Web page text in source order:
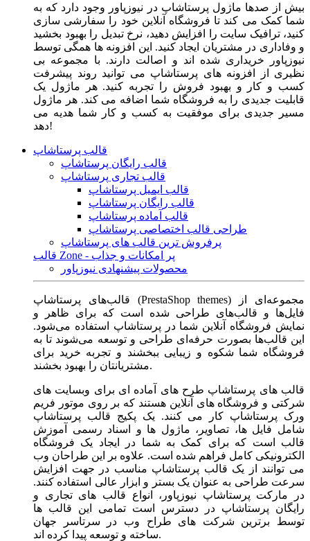
بیش از صدها ماژول پرستاشاپ در نیوزپاور وجود دارد که به
شما کمک می کند تا فروشگاه آنلاین خود را سفارشی سازی
کنید، ترافیک سایت را افزایش دهید، نرخ تبدیل را بهبود بخشید
و وفاداری در مشتریان ایجاد کنید. این افزونه ها همگی توسط
نیوزپاور خریداری شده اند و اصالت دارند. با مجموعه بی
نظیری از افزونه های پرستاشاپ می توانید روند پیشرفت
کسب و کار و بهبود فروش را تجربه کنید. هر ماژول یک
قابلیت جدیدی را به فروشگاه شما اضافه می کند. هر ماژول
مسیر جدیدی برای موفقیت به کسب و کار شما هدیه می
دهد!
قالب پرستاشاپ
قالب رایگان پرستاشاپ
قالب تجاری پرستاشاپ
قالب ایمیل پرستاشاپ
قالب رایگان پرستاشاپ
قالب آماده پرستاشاپ
طراحی قالب اختصاصی پرستاشاپ
پرفروش ترین قالب های پرستاشاپ
قالب Zone - پر امکانات و جذاب
محصولات پیشنهادی نیوزپاور
قالب‌های پرستاشاپ (PrestaShop themes) مجموعه‌ای از
فایل‌ها و قالب‌های طراحی شده است که برای ظاهر و
نمایش فروشگاه آنلاین شما در پرستاشاپ استفاده می‌شود.
این قالب‌ها بصورت حرفه‌ای طراحی و توسعه می‌شوند تا به
فروشگاه شما شکوه و زیبایی ببخشند و تجربه خرید برای
مشتریانتان را بهبود بخشند.
قالب های پرستاشاپ طرح های آماده ای برای وبسایت های
شرکتی و فروشگاه های آنلاین هستند که بر روی موتور فریم
ورک پرستاشاپ کار می کنند. یک پکیج قالب پرستاشاپ
شامل فایل ها، تصاویر، ماژول ها و اسناد رسمی آموزش
قالب است که برای کمک به شما در ایجاد یک فروشگاه
الکترونیکی کامل فراهم شده است. علاوه بر این طراحان وب
می توانند از یک قالب پرستاشاپ مناسب در جهت افزایش
سرعت طراحی به عنوان یک بستر و ابزار عالی استفاده کنند.
در مارکت پرستاشاپ نیوزپاور، انواع قالب های تجاری و
رایگان پرستاشاپ در دسترس است تمامی این قالب ها
توسط برترین شرکت های طراح وب در سرتاسر جهان
ساخته و توسعه پیدا کرده اند.